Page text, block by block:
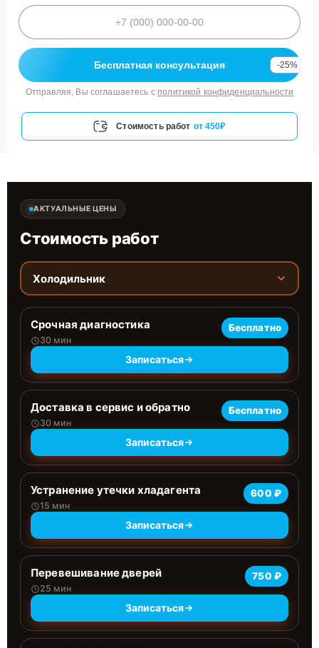
Бесплатная консультация -25%
Отправляя, Вы соглашаетесь с политикой конфиденциальности
Стоимость работ от 450₽
АКТУАЛЬНЫЕ ЦЕНЫ
Стоимость работ
Холодильник
Срочная диагностика
30 мин
Бесплатно
Записаться
Доставка в сервис и обратно
30 мин
Бесплатно
Записаться
Устранение утечки хладагента
15 мин
600 ₽
Записаться
Перевешивание дверей
25 мин
750 ₽
Записаться